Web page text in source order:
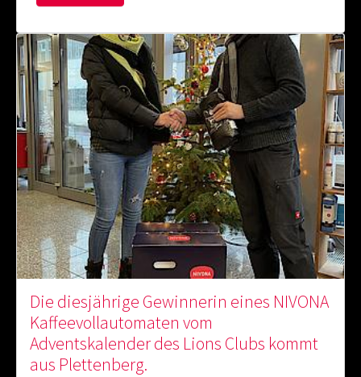
Die diesjährige Gewinnerin eines NIVONA
Kaffeevollautomaten vom
Adventskalender des Lions Clubs kommt
aus Plettenberg.